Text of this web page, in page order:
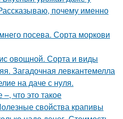
почему именно
посева. Сорта моркови
овощной. Сорта и виды
Загадочная левкантемелла
на даче с нуля.
что это такое
свойства крапивы